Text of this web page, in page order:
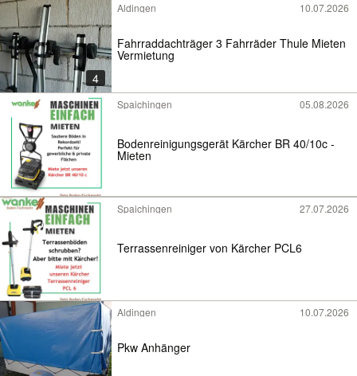
4
Aldingen 10.07.2026
Fahrraddachträger 3 Fahrräder Thule Mieten
Vermietung
Spaichingen 05.08.2026
Bodenreinigungsgerät Kärcher BR 40/10c -
Mieten
Spaichingen 27.07.2026
Terrassenreiniger von Kärcher PCL6
Aldingen 10.07.2026
Pkw Anhänger